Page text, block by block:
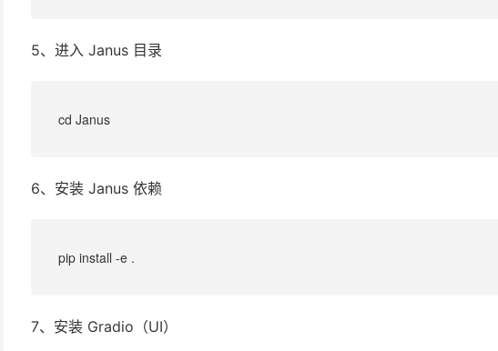
5、进入 Janus 目录
cd Janus
6、安装 Janus 依赖
pip install -e .
7、安装 Gradio（UI）